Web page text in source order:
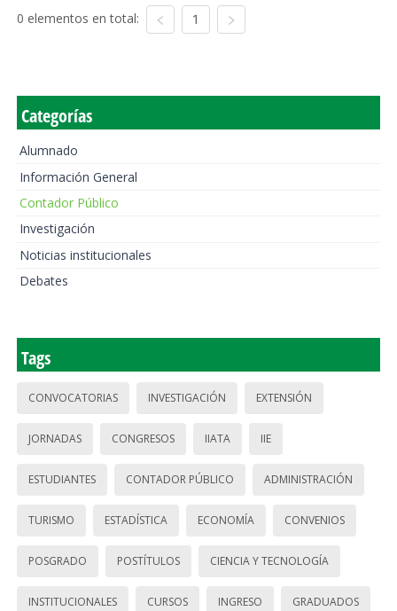
0 elementos en total: 1
Categorías
Alumnado
Información General
Contador Público
Investigación
Noticias institucionales
Debates
Tags
CONVOCATORIAS INVESTIGACIÓN EXTENSIÓN
JORNADAS CONGRESOS IIATA IIE
ESTUDIANTES CONTADOR PÚBLICO ADMINISTRACIÓN
TURISMO ESTADÍSTICA ECONOMÍA CONVENIOS
POSGRADO POSTÍTULOS CIENCIA Y TECNOLOGÍA
INSTITUCIONALES CURSOS INGRESO GRADUADOS